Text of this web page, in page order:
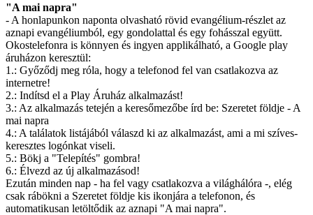
"A mai napra"
- A honlapunkon naponta olvasható rövid evangélium-részlet az
aznapi evangéliumból, egy gondolattal és egy fohásszal együtt.
Okostelefonra is könnyen és ingyen applikálható, a Google play
áruházon keresztül:
1.: Győződj meg róla, hogy a telefonod fel van csatlakozva az
internetre!
2.: Indítsd el a Play Áruház alkalmazást!
3.: Az alkalmazás tetején a keresőmezőbe írd be: Szeretet földje - A
mai napra
4.: A találatok listájából válaszd ki az alkalmazást, ami a mi szíves-
keresztes logónkat viseli.
5.: Bökj a "Telepítés" gombra!
6.: Élvezd az új alkalmazásod!
Ezután minden nap - ha fel vagy csatlakozva a világhálóra -, elég
csak rábökni a Szeretet földje kis ikonjára a telefonon, és
automatikusan letöltődik az aznapi "A mai napra".